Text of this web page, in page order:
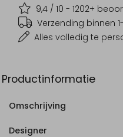
9,4 / 10 - 1202+
Verzending binnen
Alles volledig te
Productinformatie
Omschrijving
Designer